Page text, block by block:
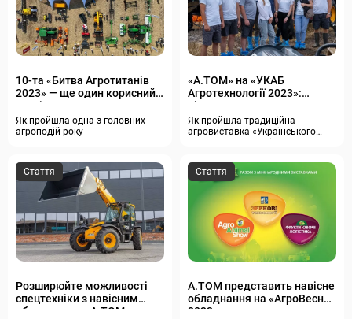
10-та «Битва Агротитанів
2023» — ще один корисний
агроівент сезону
Як пройшла одна з головних
агроподій року
«А.ТОМ» на «УКАБ
Агротехнології 2023»:
рішення для агросектору
Як пройшла традиційна
агровиставка «Українського
Стаття
Розширюйте можливості
спецтехніки з навісним
обладнанням А.ТОМ
Стаття
А.ТОМ представить навісне
обладнання на «АгроВесна
2022»